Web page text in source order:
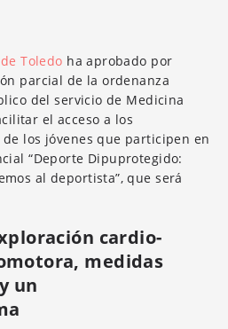
Toledo ha aprobado por
parcial de la ordenanza
del servicio de Medicina
el acceso a los
los jóvenes que participen en
“Deporte Dipuprotegido:
al deportista”, que será
cardio-
medidas
un